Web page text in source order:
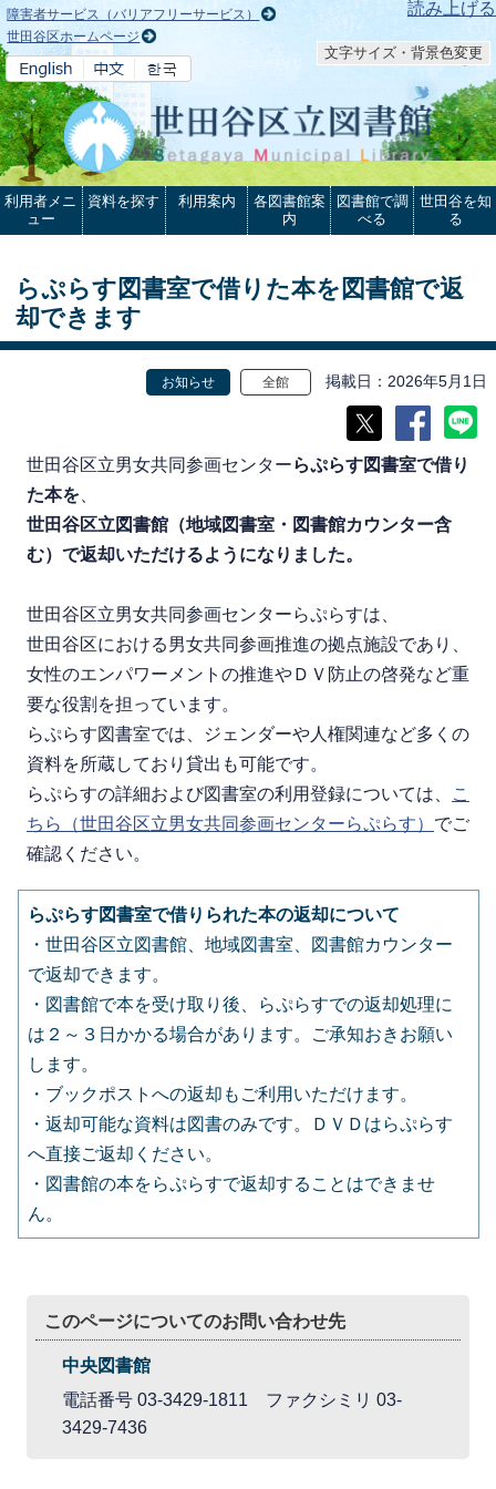
本文へ 読み上げる
障害者サービス（バリアフリーサービス）
世田谷区ホームページ
文字サイズ・背景色変更
利用者メニ
ュー
資料を探す 利用案内
各図書館案
内
図書館で調
べる
世田谷を知
る
らぷらす図書室で借りた本を図書館で返
却できます
お知らせ 全館 掲載日 2026年5月1日
世田谷区立男女共同参画センターらぷらす図書室で借り
た本を
世田谷区立図書館（地域図書室・図書館カウンター含
む）で返却いただけるようになりました。
世田谷区立男女共同参画センターらぷらすは、
世田谷区における男女共同参画推進の拠点施設であり、
女性のエンパワーメントの推進やＤＶ防止の啓発など重
要な役割を担っています。
らぷらす図書室では、
ジェンダーや人権関連など多くの
資料を所蔵しており貸出も可能です。
らぷらすの詳細および図書室の利用登録については、
こ
ちら（世田谷区立男女共同参画センターらぷらす） でご
確認ください。
らぷらす図書室で借りられた本の返却について
・世田谷区立図書館、地域図書室、図書館カウンター
で返却できます。
・図書館で本を受け取り後、らぷらすでの返却処理に
は２～３日かかる場合があります。ご承知おきお願い
します。
・ブックポストへの返却もご利用いただけます。
・返却可能な資料は図書のみです。ＤＶＤはらぷらす
へ直接ご返却ください。
・図書館の本をらぷらすで返却することはできませ
ん。
このページについてのお問い合わせ先
中央図書館
電話番号 03-3429-1811 ファクシミリ 03-
3429-7436